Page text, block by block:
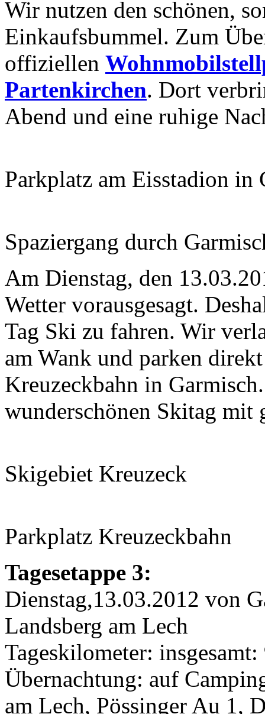
Wir nutzen den schönen,
Einkaufsbummel. Zum
offiziellen
Partenkirchen. Dort
Abend und eine ruhige
Parkplatz am Eisstadion in
Spaziergang durch
Am Dienstag, den
Wetter vorausgesagt.
Tag Ski zu fahren. Wir
am Wank und parken
Kreuzeckbahn in
wunderschönen Skitag mit
Skigebiet Kreuzeck
Parkplatz Kreuzeckbahn
Tagesetappe 3:
Dienstag,13.03.2012 von
Landsberg am Lech
Tageskilometer:
Übernachtung: auf
am Lech, Pössinger Au 1,